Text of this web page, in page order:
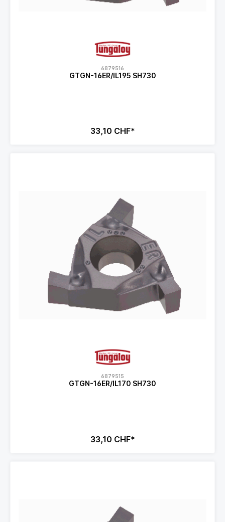
6879516
GTGN-16ER/IL195 SH730
33,10 CHF*
6879515
GTGN-16ER/IL170 SH730
33,10 CHF*